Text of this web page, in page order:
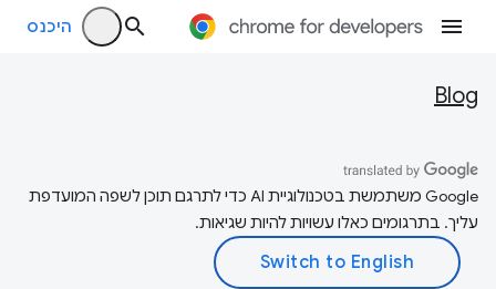
היכנס
Blog
‫Google משתמשת בטכנולוגיית AI כדי לתרגם תוכן לשפה המועדפת
עליך. בתרגומים כאלו עשויות להיות שגיאות.